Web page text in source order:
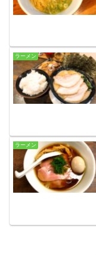
ラーメン
ラーメン